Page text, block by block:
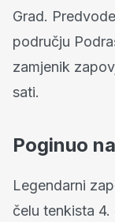
Grad.
području
zamjenik
sati.
Poginuo
Legendarni
čelu tenkista